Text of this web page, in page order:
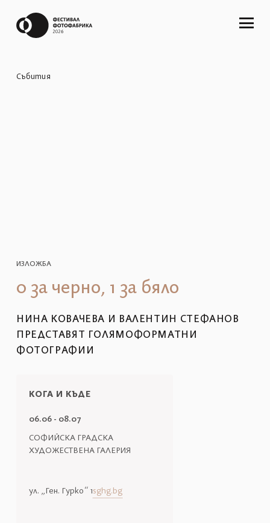
Събития
ИЗЛОЖБА
0 за черно, 1 за бяло
НИНА КОВАЧЕВА И ВАЛЕНТИН СТЕФАНОВ
ПРЕДСТАВЯТ ГОЛЯМОФОРМАТНИ
ФОТОГРАФИИ
КОГА И КЪДЕ
06.06 - 08.07
СОФИЙСКА ГРАДСКА
ХУДОЖЕСТВЕНА ГАЛЕРИЯ
ул. „Ген. Гурко“ 1sghg.bg